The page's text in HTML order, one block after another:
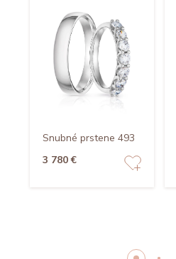
Snubné prstene 493
3 780 €